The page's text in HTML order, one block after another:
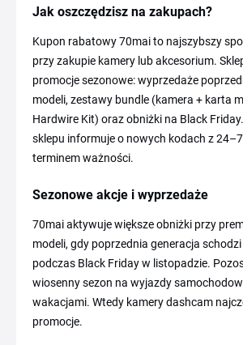
Jak oszczędzisz na zakupach?
Kupon rabatowy 70mai to najszybszy
przy zakupie kamery lub akcesorium.
promocje sezonowe: wyprzedaże
modeli, zestawy bundle (kamera + karta
Hardwire Kit) oraz obniżki na Black
sklepu informuje o nowych kodach z
terminem ważności.
Sezonowe akcje i wyprzedaże
70mai aktywuje większe obniżki przy
modeli, gdy poprzednia generacja schodzi
podczas Black Friday w listopadzie.
wiosenny sezon na wyjazdy
wakacjami. Wtedy kamery dashcam
promocje.